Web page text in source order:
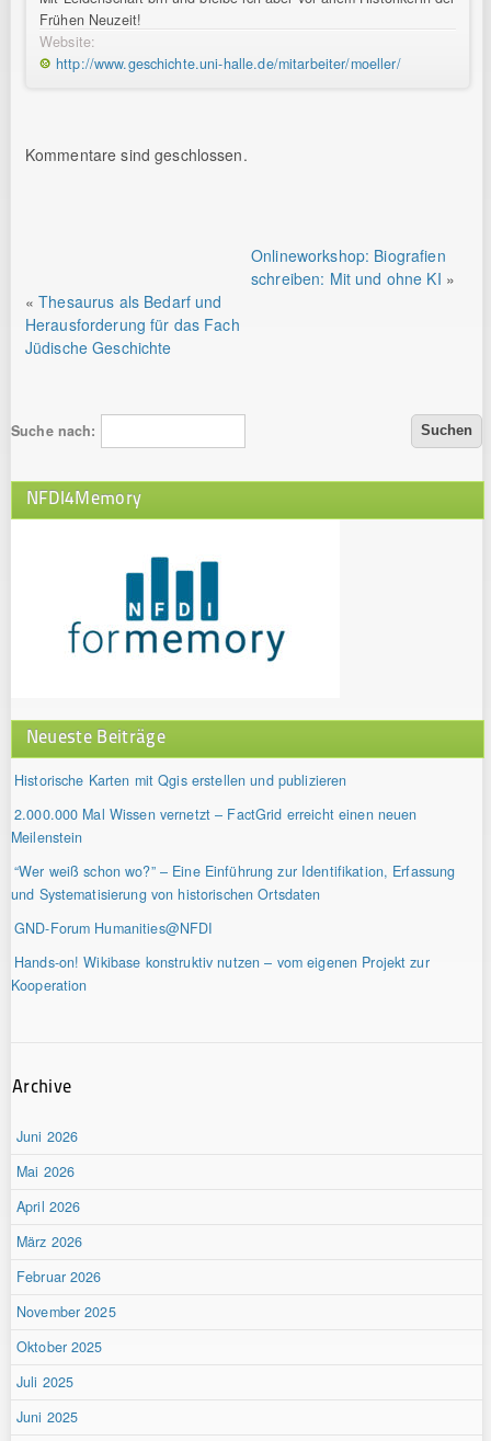
Frühen Neuzeit!
Website:
http://www.geschichte.uni-halle.de/mitarbeiter/moeller/
Kommentare sind geschlossen.
Onlineworkshop: Biografien
schreiben: Mit und ohne KI »
«Thesaurus als Bedarf und
Herausforderung für das Fach
Jüdische Geschichte
Suche nach:
NFDI4Memory
Neueste Beiträge
Historische Karten mit Qgis erstellen und publizieren
2.000.000 Mal Wissen vernetzt – FactGrid erreicht einen neuen
Meilenstein
“Wer weiß schon wo?” – Eine Einführung zur Identifikation, Erfassung
und Systematisierung von historischen Ortsdaten
GND-Forum Humanities@NFDI
Hands-on! Wikibase konstruktiv nutzen – vom eigenen Projekt zur
Kooperation
Archive
Juni 2026
Mai 2026
April 2026
März 2026
Februar 2026
November 2025
Oktober 2025
Juli 2025
Juni 2025